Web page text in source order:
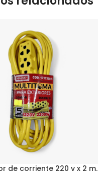
de corriente 220 v x 2 m.